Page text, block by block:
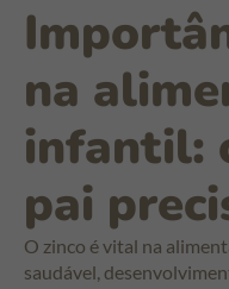
na
infantil:
pai
O zinco é vital na
saudável,